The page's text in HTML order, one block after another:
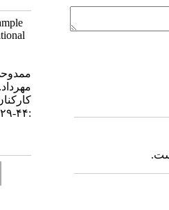
مهرداد.
:۴۴-۲۹